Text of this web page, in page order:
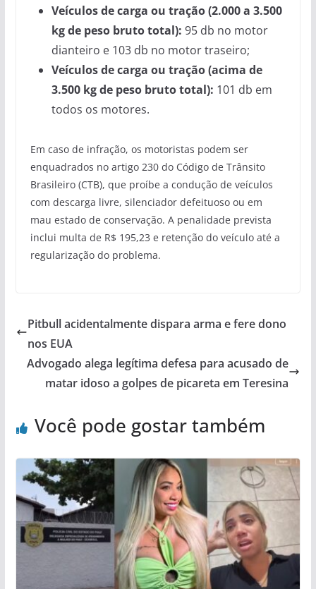
Veículos de carga ou tração (2.000 a 3.500
kg de peso bruto total): 95 db no motor
dianteiro e 103 db no motor traseiro;
Veículos de carga ou tração (acima de
3.500 kg de peso bruto total): 101 db em
todos os motores.
Em caso de infração, os motoristas podem ser
enquadrados no artigo 230 do Código de Trânsito
Brasileiro (CTB), que proíbe a condução de veículos
com descarga livre, silenciador defeituoso ou em
mau estado de conservação. A penalidade prevista
inclui multa de R$ 195,23 e retenção do veículo até a
regularização do problema.
Pitbull acidentalmente dispara arma e fere dono
nos EUA
Advogado alega legítima defesa para acusado de
matar idoso a golpes de picareta em Teresina
Você pode gostar também